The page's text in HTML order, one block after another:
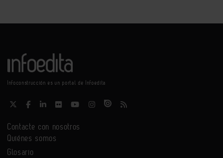
Infoconstrucción es un portal de Infoedita
Contacte con nosotros
Quiénes somos
Glosario